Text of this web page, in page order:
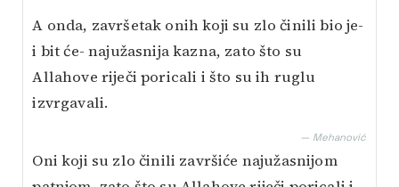
A onda, završetak onih koji su zlo činili bio je-
i bit će- najužasnija kazna, zato što su
Allahove riječi poricali i što su ih ruglu
izvrgavali.
— Mehanović
Oni koji su zlo činili završiće najužasnijom